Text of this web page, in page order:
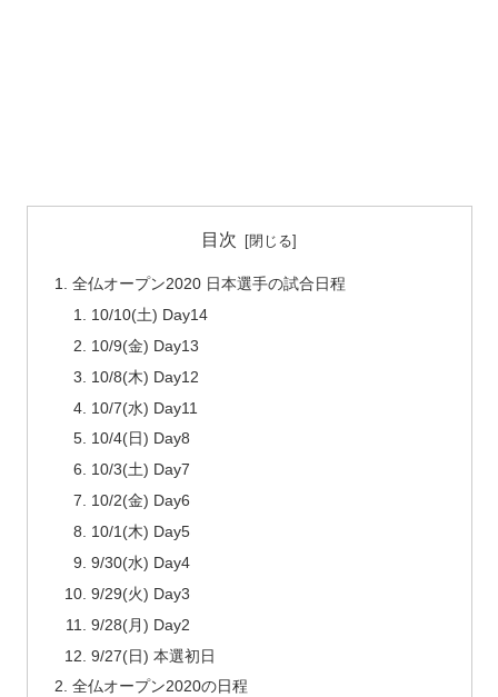
目次
全仏オープン2020 日本選手の試合日程
10/10(土) Day14
10/9(金) Day13
10/8(木) Day12
10/7(水) Day11
10/4(日) Day8
10/3(土) Day7
10/2(金) Day6
10/1(木) Day5
9/30(水) Day4
9/29(火) Day3
9/28(月) Day2
9/27(日) 本選初日
全仏オープン2020の日程